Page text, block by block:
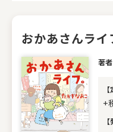
おかあさんライ
著
【
+
【